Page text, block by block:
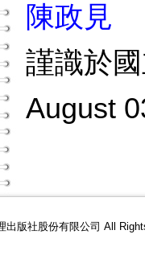
陳政見
謹識於
August
出版社股份有限公司 All